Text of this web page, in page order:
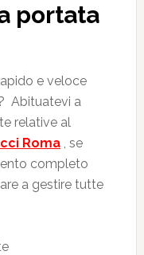
portata
e veloce
Abituatevi a
relative al
Roma, se
completo
a gestire tutte